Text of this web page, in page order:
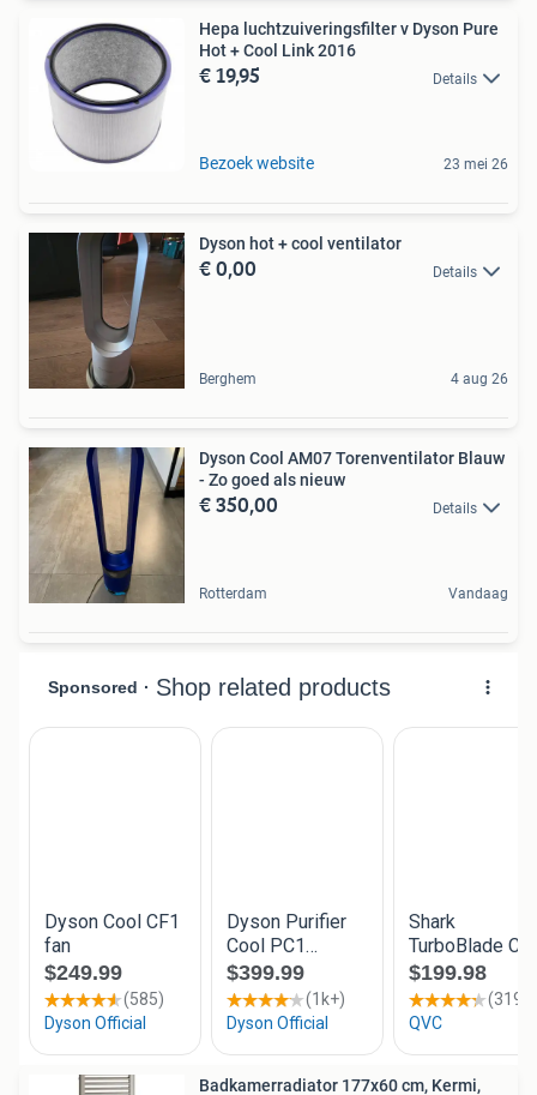
Hepa luchtzuiveringsfilter v Dyson Pure
Hot + Cool Link 2016
€ 19,95 Details
Bezoek website 23 mei 26
Dyson hot + cool ventilator
€ 0,00 Details
Berghem 4 aug 26
Dyson Cool AM07 Torenventilator Blauw
- Zo goed als nieuw
€ 350,00 Details
Rotterdam Vandaag
Badkamerradiator 177x60 cm, Kermi,